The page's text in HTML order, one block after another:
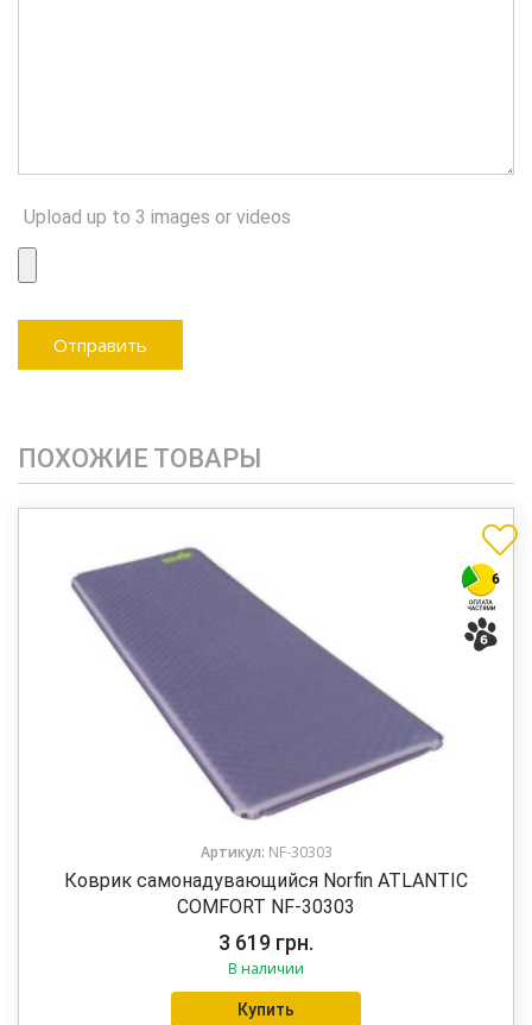
Upload up to 3 images or videos
ПОХОЖИЕ ТОВАРЫ
Артикул: NF-30303
Коврик самонадувающийся Norfin ATLANTIC
COMFORT NF-30303
3 619 грн.
В наличии
Купить